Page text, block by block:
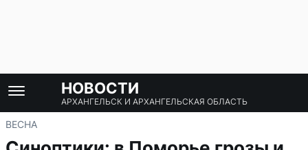
НОВОСТИ
АРХАНГЕЛЬСК И АРХАНГЕЛЬСКАЯ ОБЛАСТЬ
ВЕСНА